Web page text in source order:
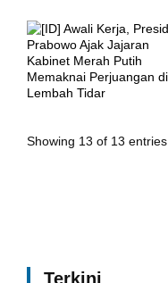
Showing 13 of 13 entries
Terkini